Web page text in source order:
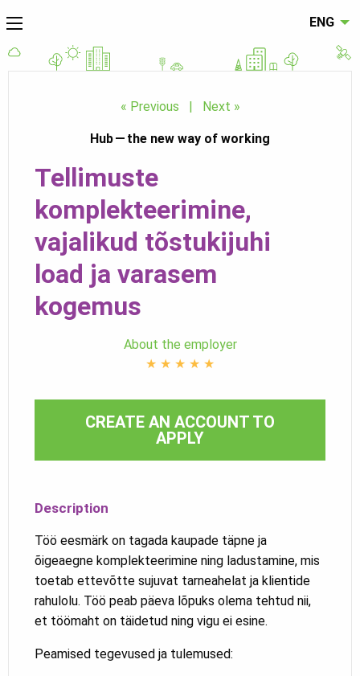
ENG
Hub — the new way of working
« Previous Next »
Tellimuste
komplekteerimine,
vajalikud tõstukijuhi
load ja varasem
kogemus
About the employer
★ ★ ★ ★ ★
CREATE AN ACCOUNT TO
APPLY
Description
Töö eesmärk on tagada kaupade täpne ja
õigeaegne komplekteerimine ning ladustamine, mis
toetab ettevõtte sujuvat tarneahelat ja klientide
rahulolu. Töö peab päeva lõpuks olema tehtud nii,
et töömaht on täidetud ning vigu ei esine.
Peamised tegevused ja tulemused: